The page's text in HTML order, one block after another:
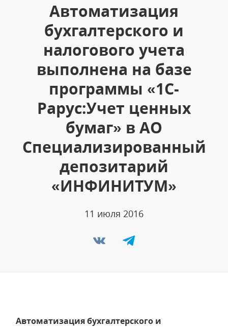
Автоматизация
бухгалтерского и
налогового учета
выполнена на базе
программы «1С-
Рарус:Учет ценных
бумаг» в АО
Специализированный
депозитарий
«ИНФИНИТУМ»
11 июля 2016
Автоматизация бухгалтерского и